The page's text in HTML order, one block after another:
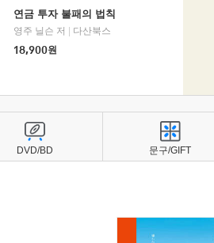
연금 투자 불패의 법칙
영주 닐슨 저
다산북스
18,900원
DVD/BD 문구/GIFT